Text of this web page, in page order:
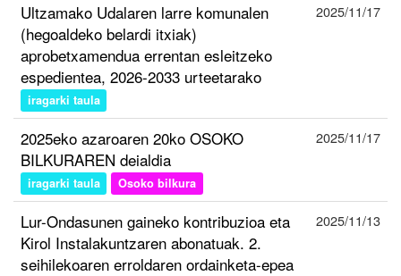
Ultzamako Udalaren larre komunalen
(hegoaldeko belardi itxiak)
aprobetxamendua errentan esleitzeko
espedientea, 2026-2033 urteetarako
iragarki taula
2025/11/17
2025eko azaroaren 20ko OSOKO
BILKURAREN deialdia
iragarki taula Osoko bilkura
2025/11/17
Lur-Ondasunen gaineko kontribuzioa eta
Kirol Instalakuntzaren abonatuak. 2.
seihilekoaren erroldaren ordainketa-epea
2025/11/13